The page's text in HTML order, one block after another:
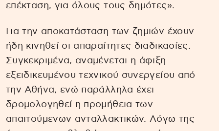
επέκταση, για όλους τους δημότες».
Για την αποκατάσταση των ζημιών έχουν
ήδη κινηθεί οι απαραίτητες διαδικασίες.
Συγκεκριμένα, αναμένεται η άφιξη
εξειδικευμένου τεχνικού συνεργείου από
την Αθήνα, ενώ παράλληλα έχει
δρομολογηθεί η προμήθεια των
απαιτούμενων ανταλλακτικών. Λόγω της